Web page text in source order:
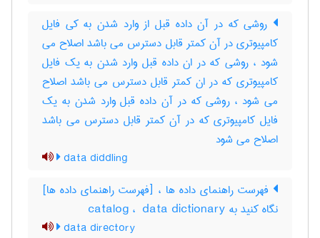
روشی که در آن داده قبل از وارد شدن به کی فایل
کامپیوتری در آن کمتر قابل دسترس می باشد اصلاح می
شود ، روشی که در ان داده قبل وارد شدن به یک فایل
کامپیوتری که در ان کمتر قابل دسترس می باشد اصلاح
می شود ، روشی که در آن داده قبل وارد شدن به یک
فایل کامپیوتری که در آن کمتر قابل دسترس می باشد
اصلاح می شود
data diddling
فهرست راهنمای داده ها ، [فهرست راهنمای داده ها]
نگاه کنید به ‎ catalog ، ‎ data dictionary
data directory